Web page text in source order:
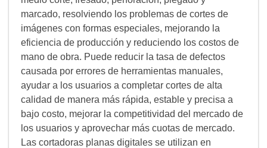
marcado, resolviendo los problemas de cortes de
imágenes con formas especiales, mejorando la
eficiencia de producción y reduciendo los costos de
mano de obra. Puede reducir la tasa de defectos
causada por errores de herramientas manuales,
ayudar a los usuarios a completar cortes de alta
calidad de manera más rápida, estable y precisa a
bajo costo, mejorar la competitividad del mercado de
los usuarios y aprovechar más cuotas de mercado.
Las cortadoras planas digitales se utilizan en